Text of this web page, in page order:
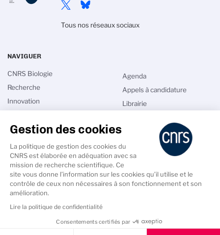
Tous nos réseaux sociaux
Accessibilité - non conforme Crédits Mentions légales
NAVIGUER
CNRS Biologie
Recherche
Innovation
Talents
Comité national
Actualités
Agenda
Appels à candidature
Librairie
Les sciences du vivant au
XXIe siècle
Gestion des cookies
La politique de gestion des cookies du
CNRS est élaborée en adéquation avec sa
mission de recherche scientifique. Ce
site vous donne l’information sur les cookies qu’il utilise et le
contrôle de ceux non nécessaires à son fonctionnement et son
amélioration.
Lire la politique de confidentialité
Consentements certifiés par